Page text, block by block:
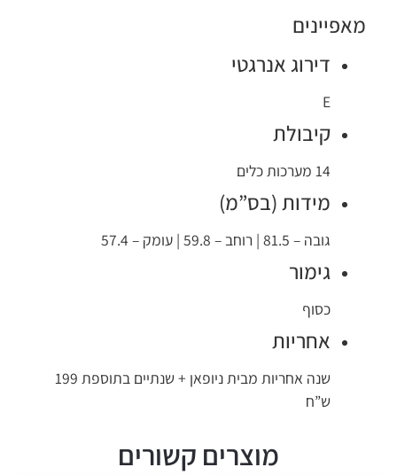
מאפיינים
דירוג אנרגטי
E
קיבולת
14 מערכות כלים
מידות (בס”מ)
גובה – 81.5 | רוחב – 59.8 | עומק – 57.4
גימור
כסוף
אחריות
שנה אחריות מבית ניופאן + שנתיים בתוספת 199
ש”ח
מוצרים קשורים